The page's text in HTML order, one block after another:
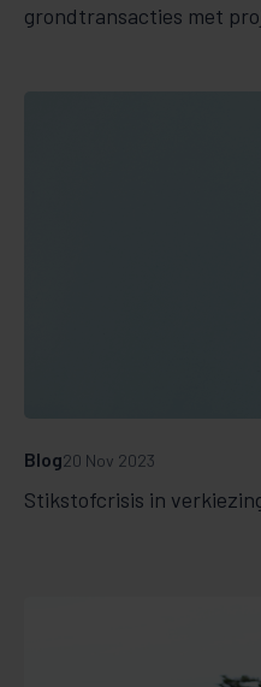
grondtransacties met
Stikstofcrisis in
Blog20 Nov 2023